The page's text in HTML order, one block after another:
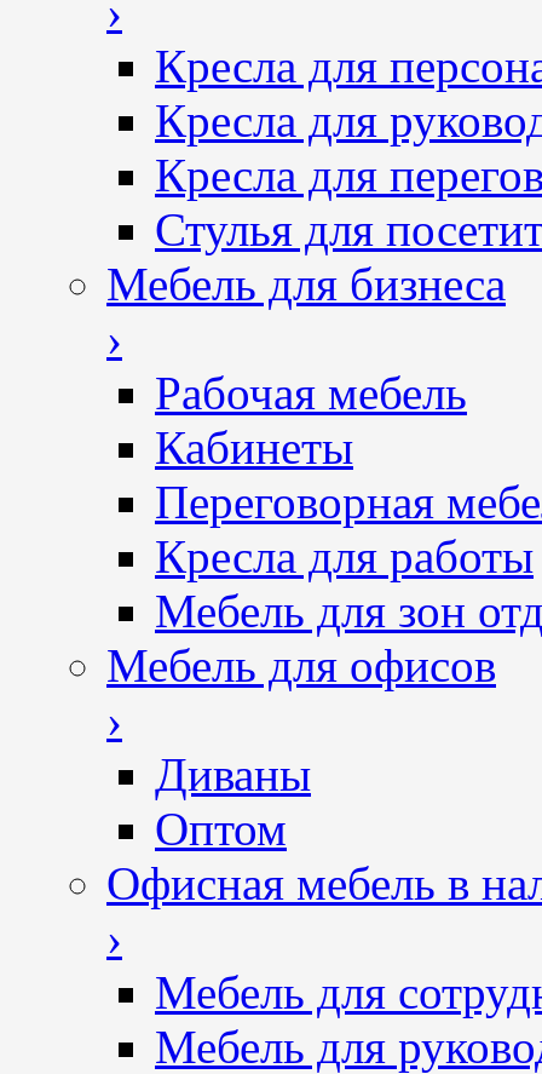
›
Кресла для
Кресла для
Кресла для
Стулья для
Мебель для бизнеса
›
Рабочая мебель
Кабинеты
Переговорная
Кресла для работы
Мебель для зон
Мебель для офисов
›
Диваны
Оптом
Офисная мебель в
›
Мебель для
Мебель для